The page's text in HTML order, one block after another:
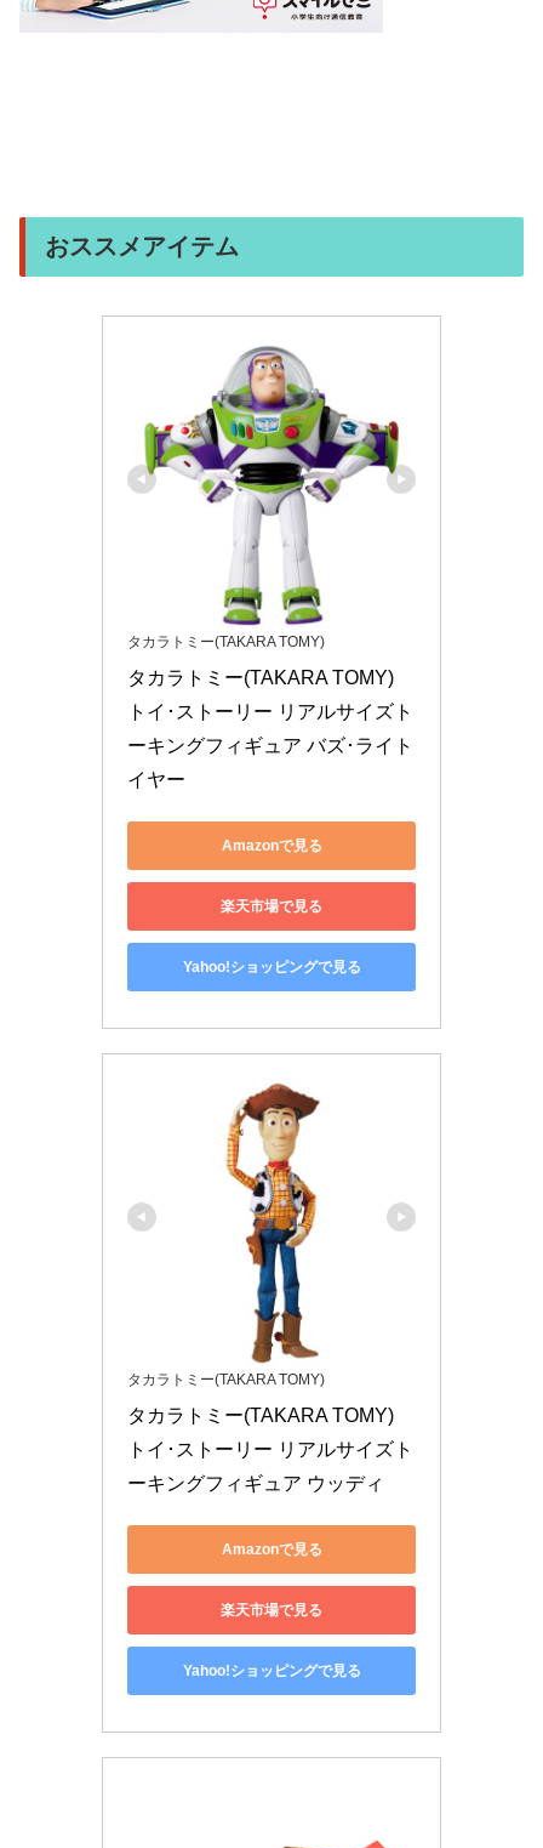
おススメアイテム
タカラトミー(TAKARA TOMY)
タカラトミー(TAKARA TOMY)
トイ･ストーリー リアルサイズト
ーキングフィギュア バズ･ライト
イヤー
Amazonで見る
楽天市場で見る
Yahoo!ショッピングで見る
タカラトミー(TAKARA TOMY)
タカラトミー(TAKARA TOMY)
トイ･ストーリー リアルサイズト
ーキングフィギュア ウッディ
Amazonで見る
楽天市場で見る
Yahoo!ショッピングで見る